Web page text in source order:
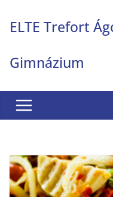
ELTE Trefort
Gimnázium